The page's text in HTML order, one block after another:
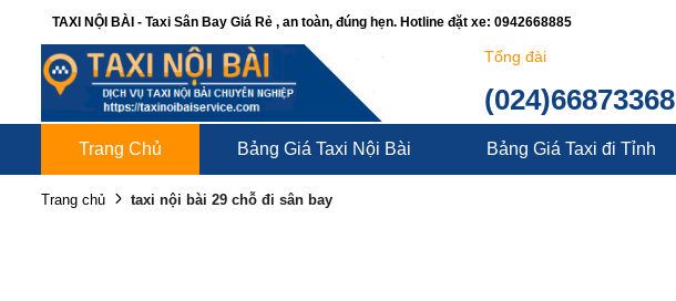
TAXI NỘI BÀI - Taxi Sân Bay Giá Rẻ , an toàn, đúng hẹn. Hotline đặt xe: 0942668885
Tổng đài
(024)66873368
Trang Chủ Bảng Giá Taxi Nội Bài Bảng Giá Taxi đi Tỉnh
Trang chủ taxi nội bài 29 chỗ đi sân bay